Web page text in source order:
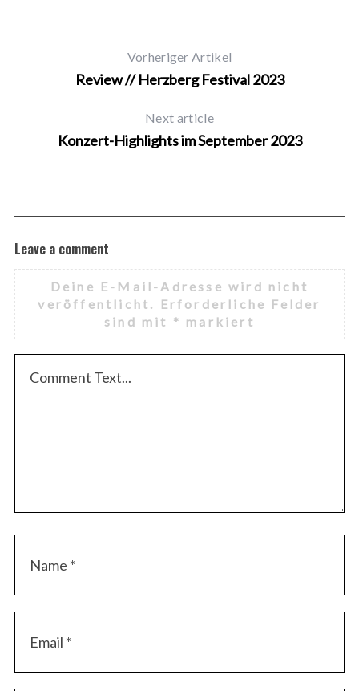
Vorheriger Artikel
Review // Herzberg Festival 2023
Next article
Konzert-Highlights im September 2023
Leave a comment
Deine E-Mail-Adresse wird nicht
veröffentlicht.
Erforderliche Felder
sind mit * markiert